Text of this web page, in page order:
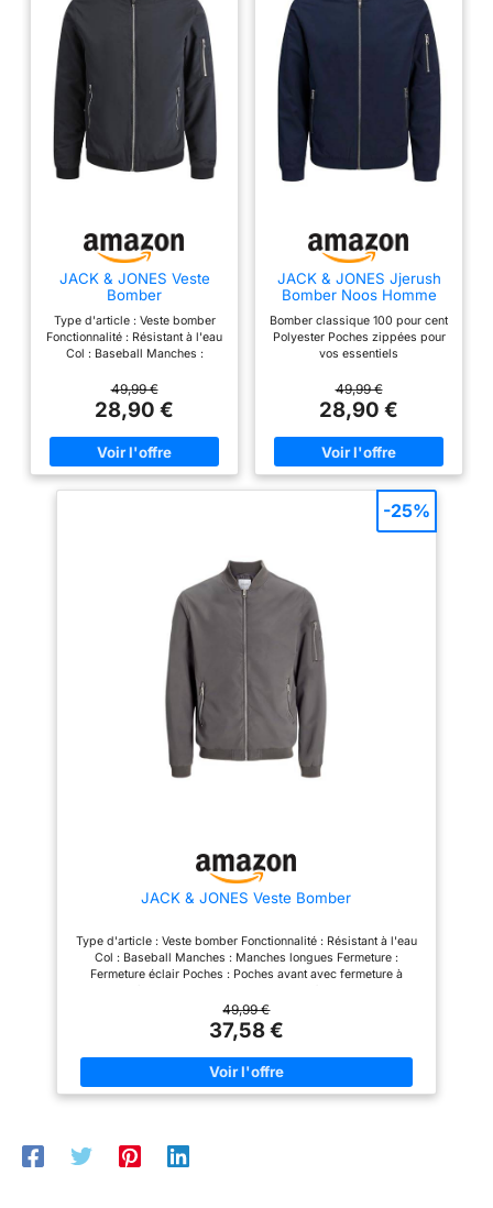
JACK & JONES Veste
Bomber
Type d'article : Veste bomber
Fonctionnalité : Résistant à l'eau
Col : Baseball Manches :
Fermeture éclair Poches :
Poches avant avec fermeture à
glissière, Poche de manche
Longueur/Taille : Court
49,99 €
28,90 €
JACK & JONES Jjerush
Bomber Noos Homme
Bomber classique 100 pour cent
Polyester Poches zippées pour
vos essentiels
49,99 €
28,90 €
JACK & JONES Veste Bomber
Type d'article : Veste bomber Fonctionnalité : Résistant à l'eau
Col : Baseball Manches : Manches longues Fermeture :
Fermeture éclair Poches : Poches avant avec fermeture à
49,99 €
37,58 €
-25%